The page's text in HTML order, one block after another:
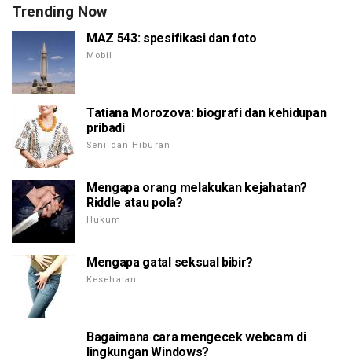
Trending Now
MAZ 543: spesifikasi dan foto
Mobil
Tatiana Morozova: biografi dan kehidupan
pribadi
Seni dan Hiburan
Mengapa orang melakukan kejahatan?
Riddle atau pola?
Hukum
Mengapa gatal seksual bibir?
Kesehatan
Bagaimana cara mengecek webcam di
lingkungan Windows?